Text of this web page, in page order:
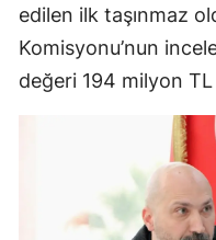
edilen ilk taşınmaz
Komisyonu’nun
değeri 194 milyon